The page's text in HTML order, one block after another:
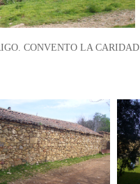
CONVENTO LA CARIDAD